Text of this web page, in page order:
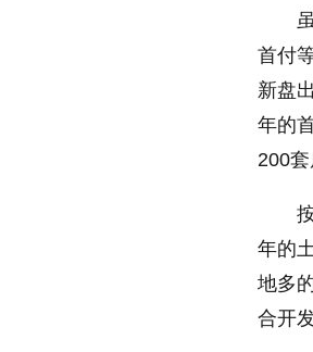
首付
新盘
年的
200
年的
地多
合开发